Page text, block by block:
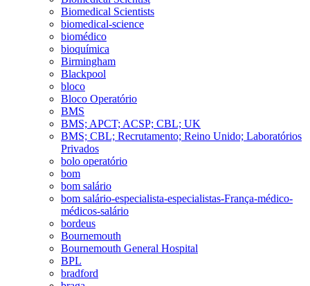
Biomedical Scientists
biomedical-science
biomédico
bioquímica
Birmingham
Blackpool
bloco
Bloco Operatório
BMS
BMS; APCT; ACSP; CBL; UK
BMS; CBL; Recrutamento; Reino Unido; Laboratórios
Privados
bolo operatório
bom
bom salário
bom salário-especialista-especialistas-França-médico-
médicos-salário
bordeus
Bournemouth
Bournemouth General Hospital
BPL
bradford